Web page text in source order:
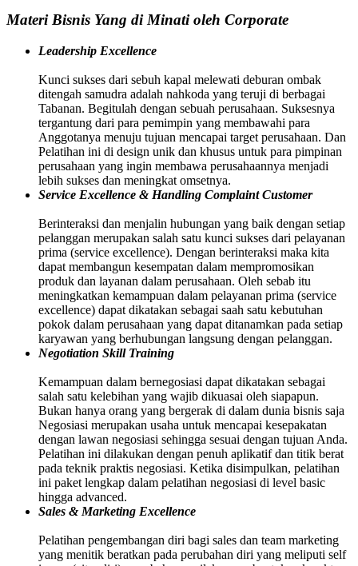
Materi Bisnis Yang di Minati oleh Corporate
Leadership Excellence
Kunci sukses dari sebuh kapal melewati deburan ombak
ditengah samudra adalah nahkoda yang teruji di berbagai
Tabanan. Begitulah dengan sebuah perusahaan. Suksesnya
tergantung dari para pemimpin yang membawahi para
Anggotanya menuju tujuan mencapai target perusahaan. Dan
Pelatihan ini di design unik dan khusus untuk para pimpinan
perusahaan yang ingin membawa perusahaannya menjadi
lebih sukses dan meningkat omsetnya.
Service Excellence & Handling Complaint Customer
Berinteraksi dan menjalin hubungan yang baik dengan setiap
pelanggan merupakan salah satu kunci sukses dari pelayanan
prima (service excellence). Dengan berinteraksi maka kita
dapat membangun kesempatan dalam mempromosikan
produk dan layanan dalam perusahaan. Oleh sebab itu
meningkatkan kemampuan dalam pelayanan prima (service
excellence) dapat dikatakan sebagai saah satu kebutuhan
pokok dalam perusahaan yang dapat ditanamkan pada setiap
karyawan yang berhubungan langsung dengan pelanggan.
Negotiation Skill Training
Kemampuan dalam bernegosiasi dapat dikatakan sebagai
salah satu kelebihan yang wajib dikuasai oleh siapapun.
Bukan hanya orang yang bergerak di dalam dunia bisnis saja
Negosiasi merupakan usaha untuk mencapai kesepakatan
dengan lawan negosiasi sehingga sesuai dengan tujuan Anda.
Pelatihan ini dilakukan dengan penuh aplikatif dan titik berat
pada teknik praktis negosiasi. Ketika disimpulkan, pelatihan
ini paket lengkap dalam pelatihan negosiasi di level basic
hingga advanced.
Sales & Marketing Excellence
Pelatihan pengembangan diri bagi sales dan team marketing
yang menitik beratkan pada perubahan diri yang meliputi self